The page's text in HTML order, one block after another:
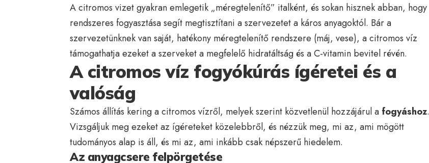
A citromos vizet gyakran emlegetik „méregtelenítő” italként, és sokan hisznek abban, hogy
rendszeres fogyasztása segít megtisztítani a szervezetet a káros anyagoktól. Bár a
szervezetünknek van saját, hatékony méregtelenítő rendszere (máj, vese), a citromos víz
támogathatja ezeket a szerveket a megfelelő hidratáltság és a C-vitamin bevitel révén.
A citromos víz fogyókúrás ígéretei és a
valóság
Számos állítás kering a citromos vízről, melyek szerint közvetlenül hozzájárul a fogyáshoz.
Vizsgáljuk meg ezeket az ígéreteket közelebbről, és nézzük meg, mi az, ami mögött
tudományos alap is áll, és mi az, ami inkább csak népszerű hiedelem.
Az anyagcsere felpörgetése